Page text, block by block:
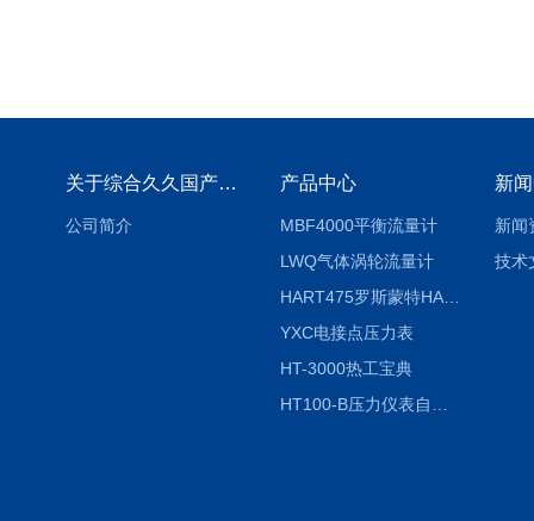
关于综合久久国产九一剧情麻豆
公司简介
产品中心
MBF4000平衡流量计
LWQ气体涡轮流量计
HART475罗斯蒙特HART475手操器
YXC电接点压力表
HT-3000热工宝典
新
新闻
技术